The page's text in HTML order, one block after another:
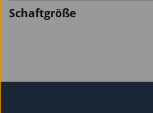
Schaftgröße